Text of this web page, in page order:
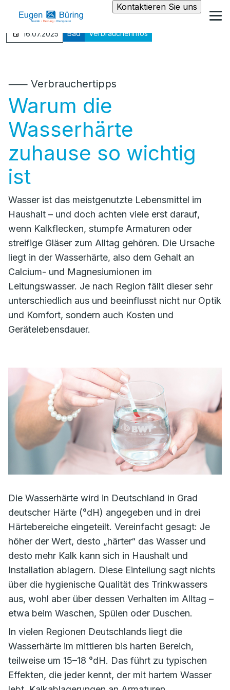
Kontaktieren Sie uns
16.07.2025 Bad Verbraucherinfos
⸺ Verbrauchertipps
Warum die
Wasserhärte
zuhause so wichtig
ist
Wasser ist das meistgenutzte Lebensmittel im
Haushalt – und doch achten viele erst darauf,
wenn Kalkflecken, stumpfe Armaturen oder
streifige Gläser zum Alltag gehören. Die Ursache
liegt in der Wasserhärte, also dem Gehalt an
Calcium- und Magnesiumionen im
Leitungswasser. Je nach Region fällt dieser sehr
unterschiedlich aus und beeinflusst nicht nur Optik
und Komfort, sondern auch Kosten und
Gerätelebensdauer.
Die Wasserhärte wird in Deutschland in Grad
deutscher Härte (°dH) angegeben und in drei
Härtebereiche eingeteilt. Vereinfacht gesagt: Je
höher der Wert, desto „härter“ das Wasser und
desto mehr Kalk kann sich in Haushalt und
Installation ablagern. Diese Einteilung sagt nichts
über die hygienische Qualität des Trinkwassers
aus, wohl aber über dessen Verhalten im Alltag –
etwa beim Waschen, Spülen oder Duschen.
In vielen Regionen Deutschlands liegt die
Wasserhärte im mittleren bis harten Bereich,
teilweise um 15–18 °dH. Das führt zu typischen
Effekten, die jeder kennt, der mit hartem Wasser